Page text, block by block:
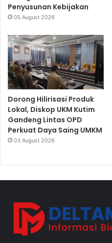
Penyusunan Kebijakan
05 August 2026
Dorong Hilirisasi Produk
Lokal, Diskop UKM Kutim
Gandeng Lintas OPD
Perkuat Daya Saing UMKM
03 August 2026